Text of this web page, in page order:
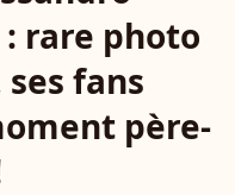
rare photo
fans
père-